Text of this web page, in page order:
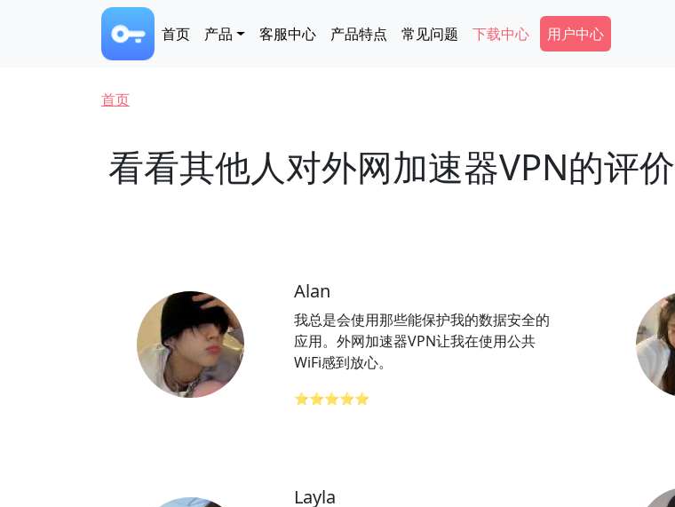
Main navigation
首页 产品 客服中心 产品特点 常见问题 下载中心 Secondary Menu
用户中心
面包屑
首页
看看其他人对外网加速器VPN的评价
Alan
我总是会使用那些能保护我的数据安全的
应用。外网加速器VPN让我在使用公共
WiFi感到放心。
⭐⭐⭐⭐⭐
Layla